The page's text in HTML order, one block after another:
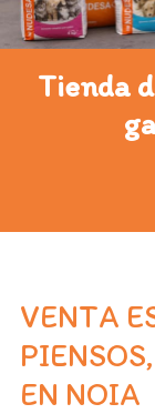
Tienda
VENTA
EN NOIA